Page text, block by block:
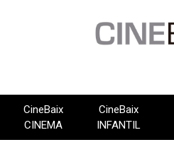
CineBaix
CINEMA
CineBaix
INFANTIL